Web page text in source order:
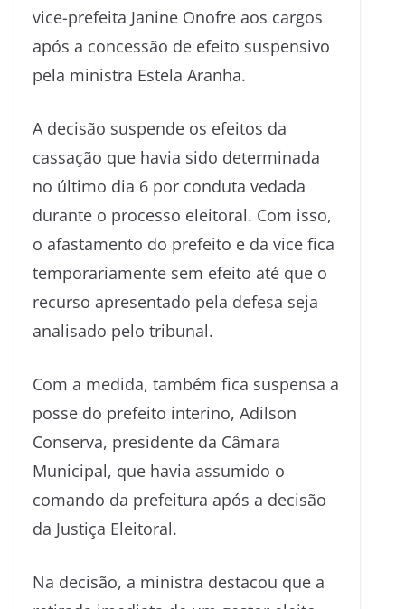
vice-prefeita Janine Onofre aos cargos
após a concessão de efeito suspensivo
pela ministra Estela Aranha.
A decisão suspende os efeitos da
cassação que havia sido determinada
no último dia 6 por conduta vedada
durante o processo eleitoral. Com isso,
o afastamento do prefeito e da vice fica
temporariamente sem efeito até que o
recurso apresentado pela defesa seja
analisado pelo tribunal.
Com a medida, também fica suspensa a
posse do prefeito interino, Adilson
Conserva, presidente da Câmara
Municipal, que havia assumido o
comando da prefeitura após a decisão
da Justiça Eleitoral.
Na decisão, a ministra destacou que a